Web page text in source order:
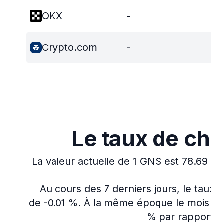
OKX -
Crypto.com -
Le taux de
La valeur actuelle de 1 GNS est 78.69
Au cours des 7 derniers jours, le
de -0.01 %. À la même époque le
% par